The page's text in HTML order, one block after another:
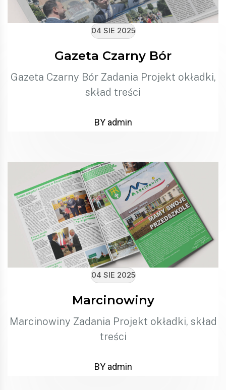
04 SIE 2025
Gazeta Czarny Bór
Gazeta Czarny Bór Zadania Projekt okładki,
skład treści
BY admin
04 SIE 2025
Marcinowiny
Marcinowiny Zadania Projekt okładki, skład
treści
BY admin